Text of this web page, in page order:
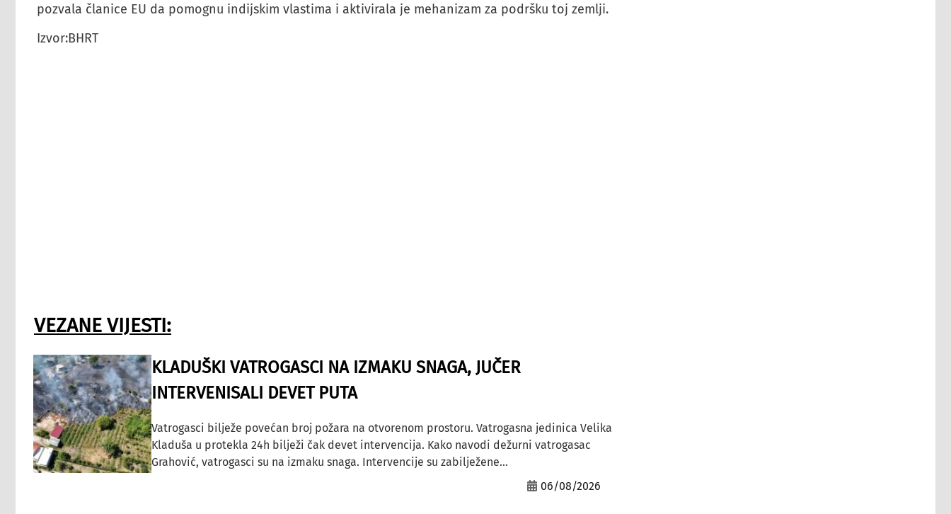
pozvala članice EU da pomognu indijskim vlastima i aktivirala je mehanizam za podršku toj zemlji.
Izvor:BHRT
VEZANE VIJESTI:
KLADUŠKI VATROGASCI NA IZMAKU SNAGA, JUČER
INTERVENISALI DEVET PUTA
Vatrogasci bilježe povećan broj požara na otvorenom prostoru. Vatrogasna jedinica Velika
Kladuša u protekla 24h bilježi čak devet intervencija. Kako navodi dežurni vatrogasac
Grahović, vatrogasci su na izmaku snaga. Intervencije su zabilježene...
06/08/2026